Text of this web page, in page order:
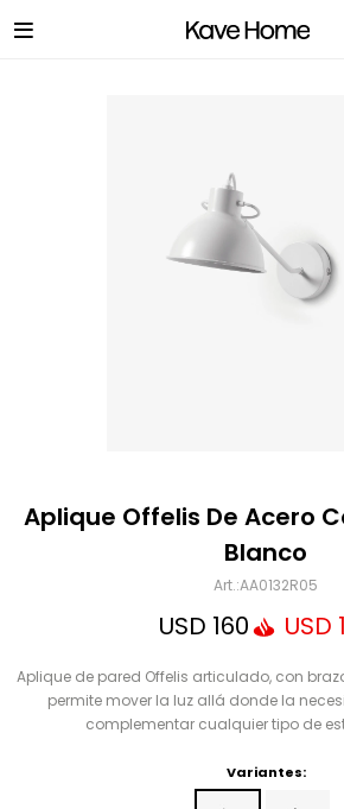

Aplique Offelis De Acero
Blanco
AA0132R05
USD 160 USD
Aplique de pared Offelis articulado, con
permite mover la luz allá donde la
complementar cualquier tipo de
Variantes:
STOCK DISPONIBLE.